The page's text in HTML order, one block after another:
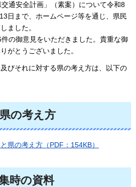
通安全計画」（素案）について令和8
日まで、ホームページ等を通じ、県民
ました。
の御意見をいただきました。貴重な御
がとうございました。
びそれに対する県の考え方は、以下の
の考え方
県の考え方（PDF：154KB）
時の資料